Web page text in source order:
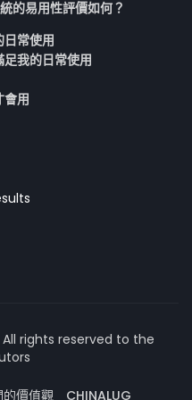
的易用性評價如何？
日常使用
我的日常使用
會用
rights reserved to the
的價值觀 CHINALUG